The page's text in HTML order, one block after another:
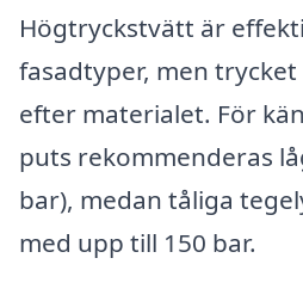
Högtryckstvätt är
fasadtyper, men trycket
efter materialet. För
puts rekommenderas
bar), medan tåliga
med upp till 150 bar.